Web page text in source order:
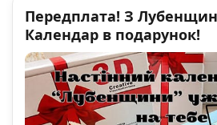
Передплата! З
Календар в подарунок!